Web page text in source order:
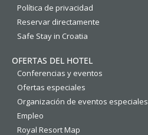
Política de privacidad
Reservar directamente
Safe Stay in Croatia
OFERTAS DEL HOTEL
Conferencias y eventos
Ofertas especiales
Organización de eventos especiales
Empleo
Royal Resort Map